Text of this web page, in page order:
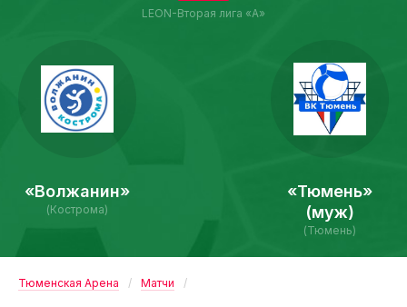
«Волжанин»
(Кострома)
LEON-Вторая лига «А»
«Тюмень»
(муж)
(Тюмень)
Тюменская Арена Матчи